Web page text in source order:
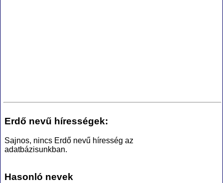
Erdő nevű hírességek:
Sajnos, nincs Erdő nevű híresség az
adatbázisunkban.
Hasonló nevek